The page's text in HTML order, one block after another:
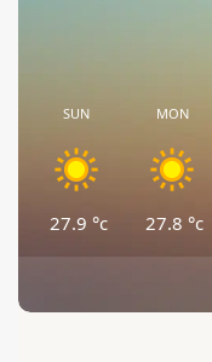
SUN
27.9 °c
MON
27.8 °c